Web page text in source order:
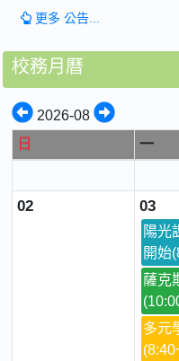
更多 公告...
校務月曆
2026-08
日
一
02
03
陽光
開始
薩克
多元